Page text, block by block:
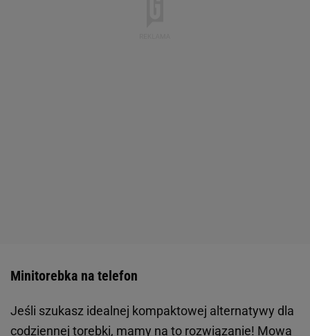
Minitorebka na telefon
Jeśli szukasz idealnej kompaktowej alternatywy dla
codziennej torebki, mamy na to rozwiązanie! Mowa